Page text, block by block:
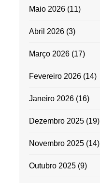
Maio 2026 (11)
Abril 2026 (3)
Março 2026 (17)
Fevereiro 2026 (14)
Janeiro 2026 (16)
Dezembro 2025 (19)
Novembro 2025 (14)
Outubro 2025 (9)